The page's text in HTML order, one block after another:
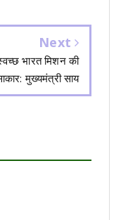
Next
भारत मिशन की
मुख्यमंत्री साय